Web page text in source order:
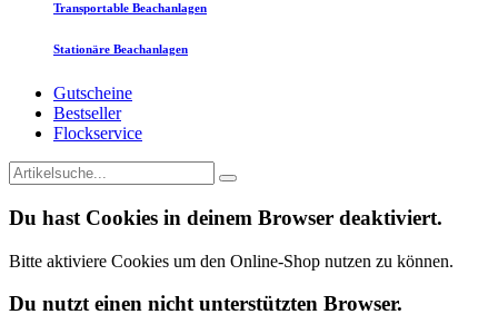
Transportable Beachanlagen
Stationäre Beachanlagen
Gutscheine
Bestseller
Flockservice
Du hast Cookies in deinem Browser deaktiviert.
Bitte aktiviere Cookies um den Online-Shop nutzen zu können.
Du nutzt einen nicht unterstützten Browser.